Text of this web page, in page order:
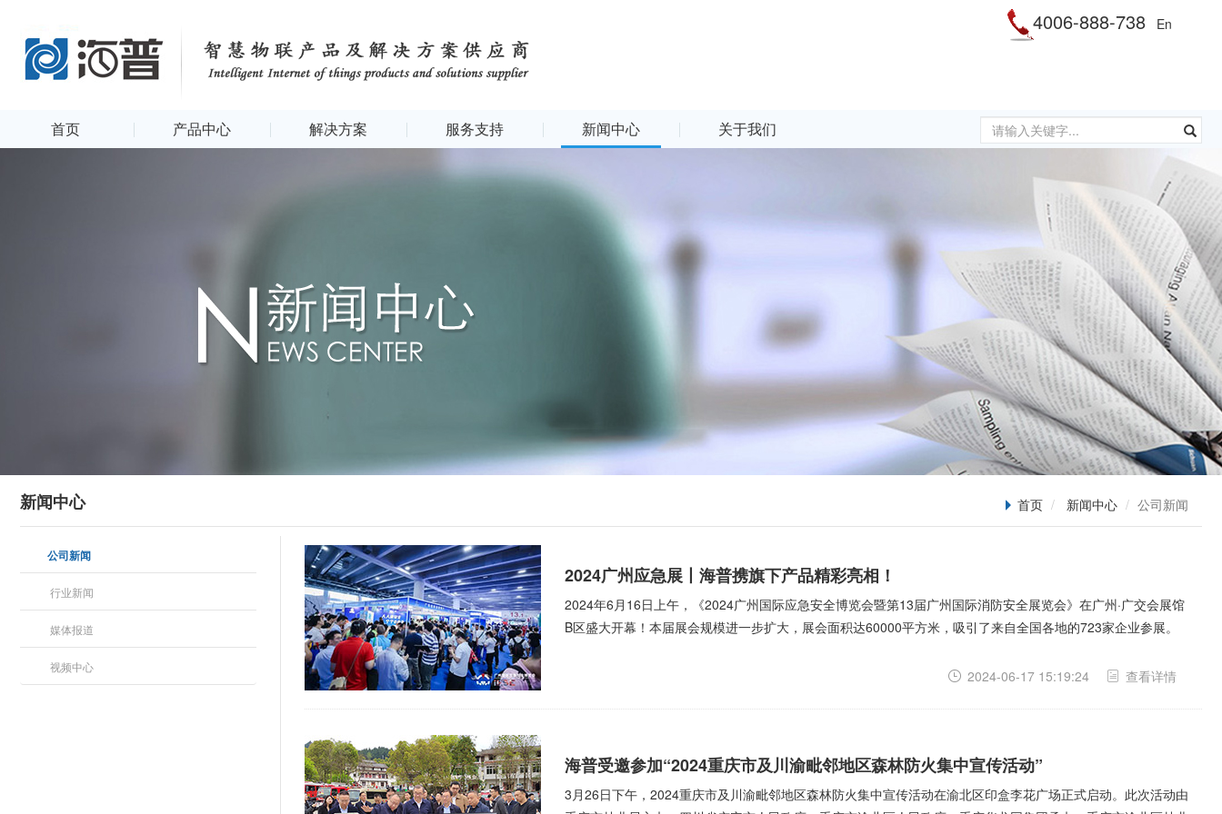
4006-888-738 En
首页 产品中心 解决方案 服务支持 新闻中心 关于我们
新闻中心 首页 新闻中心 公司新闻
公司新闻
行业新闻
媒体报道
视频中心
2024广州应急展丨海普携旗下产品精彩亮相！
2024年6月16日上午，《2024广州国际应急安全博览会暨第13届广州国际消防安全展览会》在广州·广交会展馆
B区盛大开幕！本届展会规模进一步扩大，展会面积达60000平方米，吸引了来自全国各地的723家企业参展。
2024-06-17 15:19:24 查看详情
海普受邀参加“2024重庆市及川渝毗邻地区森林防火集中宣传活动”
3月26日下午，2024重庆市及川渝毗邻地区森林防火集中宣传活动在渝北区印盒李花广场正式启动。此次活动由